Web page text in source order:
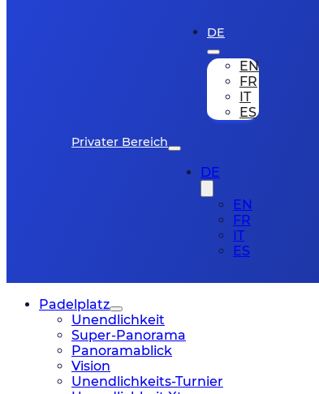
Privater Bereich
DE
EN
FR
IT
ES
DE
EN
FR
IT
ES
Padelplatz
Unendlichkeit
Super-Panorama
Panoramablick
Vision
Unendlichkeits-Turnier